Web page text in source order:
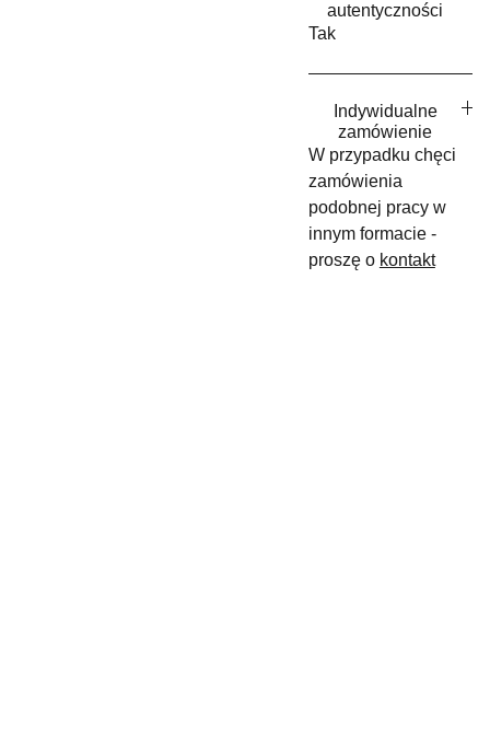
autentyczności
Tak
Indywidualne
zamówienie
W przypadku chęci
zamówienia
podobnej pracy w
innym formacie -
proszę o kontakt